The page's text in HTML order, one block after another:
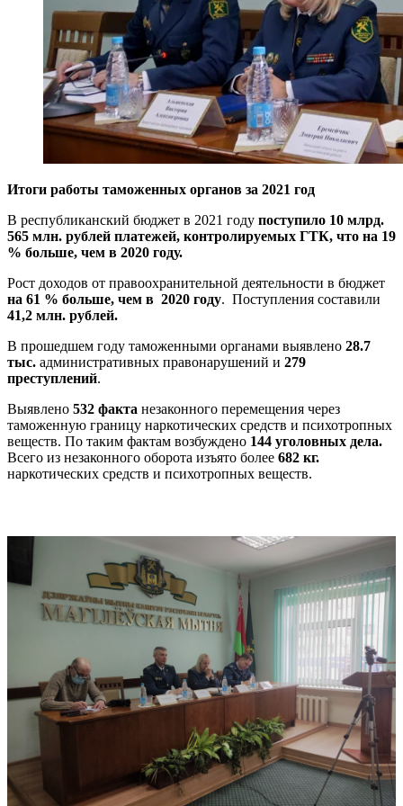
Итоги работы таможенных органов за 2021 год
В республиканский бюджет в 2021 году поступило 10 млрд.
565 млн. рублей платежей, контролируемых ГТК, что на 19
% больше, чем в 2020 году.
Рост доходов от правоохранительной деятельности в бюджет
на 61 % больше, чем в 2020 году. Поступления составили
41,2 млн. рублей.
В прошедшем году таможенными органами выявлено 28.7
тыс. административных правонарушений и 279
преступлений.
Выявлено 532 факта незаконного перемещения через
таможенную границу наркотических средств и психотропных
веществ. По таким фактам возбуждено 144 уголовных дела.
Всего из незаконного оборота изъято более 682 кг.
наркотических средств и психотропных веществ.